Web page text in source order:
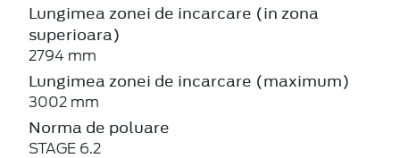
Lungimea zonei de incarcare (in zona
superioara)
2794 mm
Lungimea zonei de incarcare (maximum)
3002 mm
Norma de poluare
STAGE 6.2